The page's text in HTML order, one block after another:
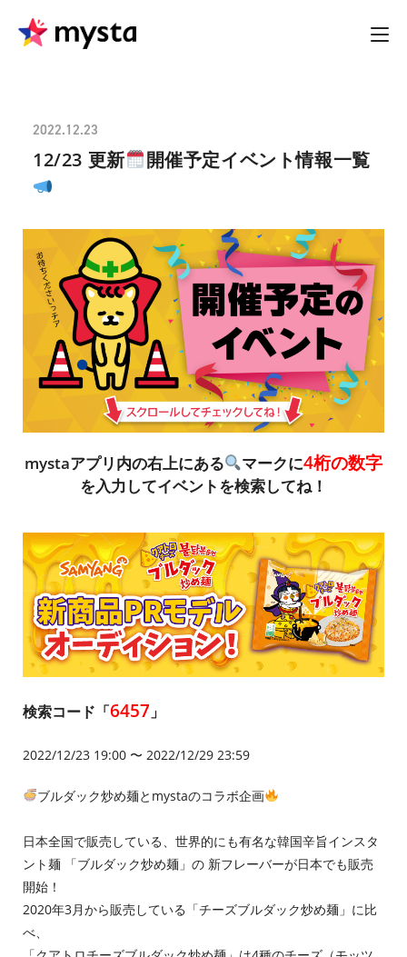
2022.12.23
12/23 更新 開催予定イベント情報一覧
mystaアプリ内の右上にある マークに4桁の数字
を入力してイベントを検索してね！
検索コード「6457 」
2022/12/23 19:00 〜 2022/12/29 23:59
ブルダック炒め麺とmystaのコラボ企画
日本全国で販売している、世界的にも有名な韓国辛旨インスタ
ント麺 「ブルダック炒め麺」の 新フレーバーが日本でも販売
開始！
2020年3月から販売している「チーズブルダック炒め麺」に比
べ、